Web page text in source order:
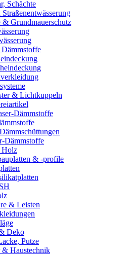
Schächte
& Grundmauerschutz
Dämmstoffe
& Lichtkuppeln
Dämmstoffe
Dämmstoffe
Holz
& -profile
& Leisten
Deko
Putze
& Haustechnik